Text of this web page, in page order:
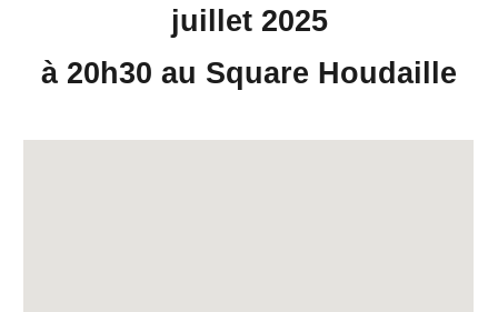
juillet 2025
à 20h30 au Square Houdaille